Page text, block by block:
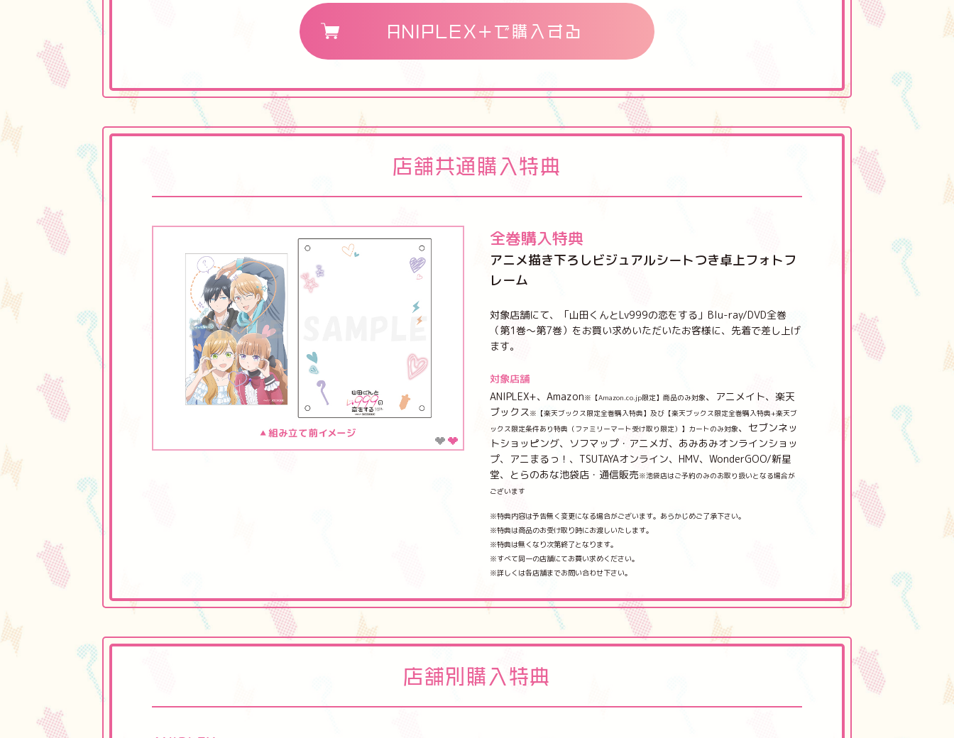
ANIPLEX+で購入する
店舗共通購入特典
全巻購入特典
アニメ描き下ろしビジュアルシートつき卓上フォトフ
レーム
対象店舗にて、「山田くんとLv999の恋をする」Blu-ray/DVD全巻
（第1巻～第7巻）をお買い求めいただいたお客様に、先着で差し上げ
ます。
対象店舗
ANIPLEX+、Amazon※【Amazon.co.jp限定】商品のみ対象、アニメイト、楽天
ブックス※【楽天ブックス限定全巻購入特典】及び【楽天ブックス限定全巻購入特典+楽天ブ
ックス限定条件あり特典（ファミリーマート受け取り限定）】カートのみ対象、セブンネッ
トショッピング、ソフマップ・アニメガ、あみあみオンラインショッ
プ、アニまるっ！、TSUTAYAオンライン、HMV、WonderGOO/新星
堂、とらのあな池袋店・通信販売※池袋店はご予約のみのお取り扱いとなる場合が
ございます
※特典内容は予告無く変更になる場合がございます。あらかじめご了承下さい。
※特典は商品のお受け取り時にお渡しいたします。
※特典は無くなり次第終了となります。
※すべて同一の店舗にてお買い求めください。
※詳しくは各店舗までお問い合わせ下さい。
店舗別購入特典